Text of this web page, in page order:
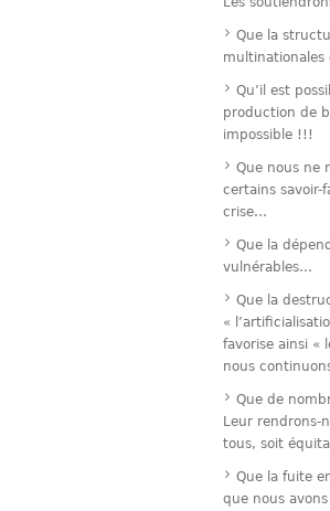
Que la
Qu’il est
production de
impossible !!!
Que nous ne
certains
crise…
Que la
vulnérables…
Que la
«
favorise ainsi «
nous
Que de
Leur rendrons-
tous, soit
Que la fuite
que nous